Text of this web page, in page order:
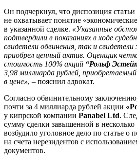
Он подчеркнул, что диспозиция
не охватывает понятие
в указанной сделке. «Указанные
подтвердили в показаниях в ходе
свидетели обвинения, так и
приобрел ценный актив. Оценщик
стоимость 100% акций “Рольф
3,98 миллиарда рублей,
в цене», – пояснил адвокат.
Согласно обвинительному
почти за 4 миллиарда рублей акции
у кипрской компании Panabel Ltd.
сумму сделки завышенной в несколько
возбудило уголовное дело по статье о
на счета нерезидентов с
документов.